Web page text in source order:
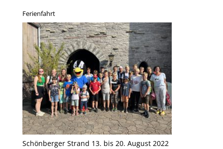
Ferienfahrt
Schönberger Strand 13. bis 20. August 2022